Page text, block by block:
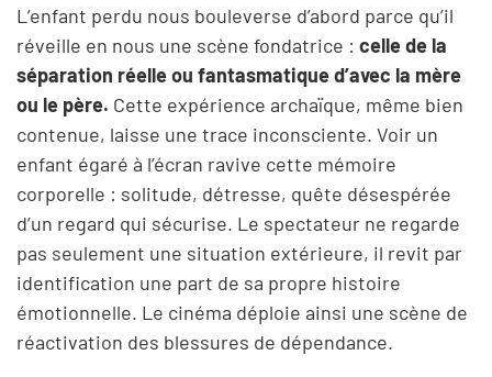
L’enfant perdu nous bouleverse d’abord parce qu’il
réveille en nous une scène fondatrice : celle de la
séparation réelle ou fantasmatique d’avec la mère
ou le père. Cette expérience archaïque, même bien
contenue, laisse une trace inconsciente. Voir un
enfant égaré à l’écran ravive cette mémoire
corporelle : solitude, détresse, quête désespérée
d’un regard qui sécurise. Le spectateur ne regarde
pas seulement une situation extérieure, il revit par
identification une part de sa propre histoire
émotionnelle. Le cinéma déploie ainsi une scène de
réactivation des blessures de dépendance.